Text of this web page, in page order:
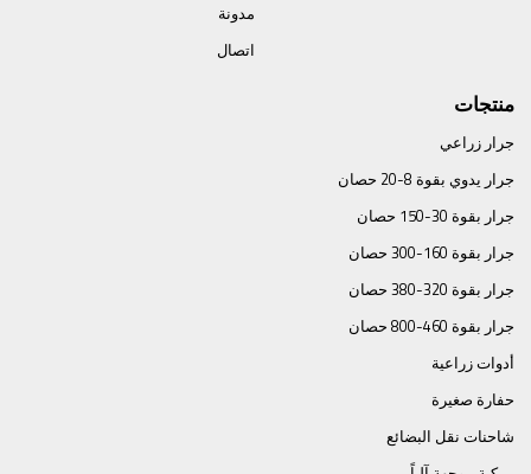
مدونة
اتصال
منتجات
جرار زراعي
جرار يدوي بقوة 8-20 حصان
جرار بقوة 30-150 حصان
جرار بقوة 160-300 حصان
جرار بقوة 320-380 حصان
جرار بقوة 460-800 حصان
أدوات زراعية
حفارة صغيرة
شاحنات نقل البضائع